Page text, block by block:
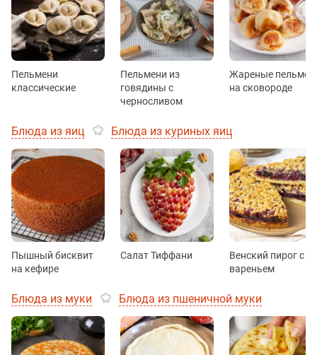
Пельмени
классические
Пельмени из
говядины с
черносливом
Жареные
на сковороде
Блюда из яиц Блюда из куриных яиц
Пышный бисквит
на кефире
Салат Тиффани
Венский пирог с
вареньем
Блюда из муки Блюда из пшеничной муки